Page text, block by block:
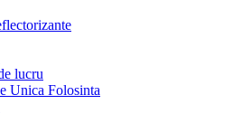
lucru
Unica Folosinta